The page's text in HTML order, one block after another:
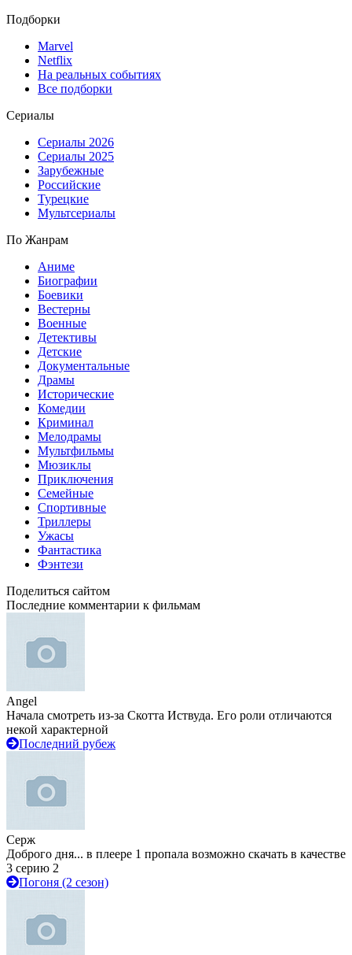
Подборки
Marvel
Netflix
На реальных событиях
Все подборки
Сериалы
Сериалы 2026
Сериалы 2025
Зарубежные
Российские
Турецкие
Мультсериалы
По Жанрам
Аниме
Биографии
Боевики
Вестерны
Военные
Детективы
Детские
Документальные
Драмы
Исторические
Комедии
Криминал
Мелодрамы
Мультфильмы
Мюзиклы
Приключения
Семейные
Спортивные
Триллеры
Ужасы
Фантастика
Фэнтези
Поделиться сайтом
Последние комментарии к фильмам
Angel
Начала смотреть из-за Скотта Иствуда. Его роли отличаются
некой характерной
Последний рубеж
Серж
Доброго дня... в плеере 1 пропала возможно скачать в качестве
3 серию 2
Погоня (2 сезон)